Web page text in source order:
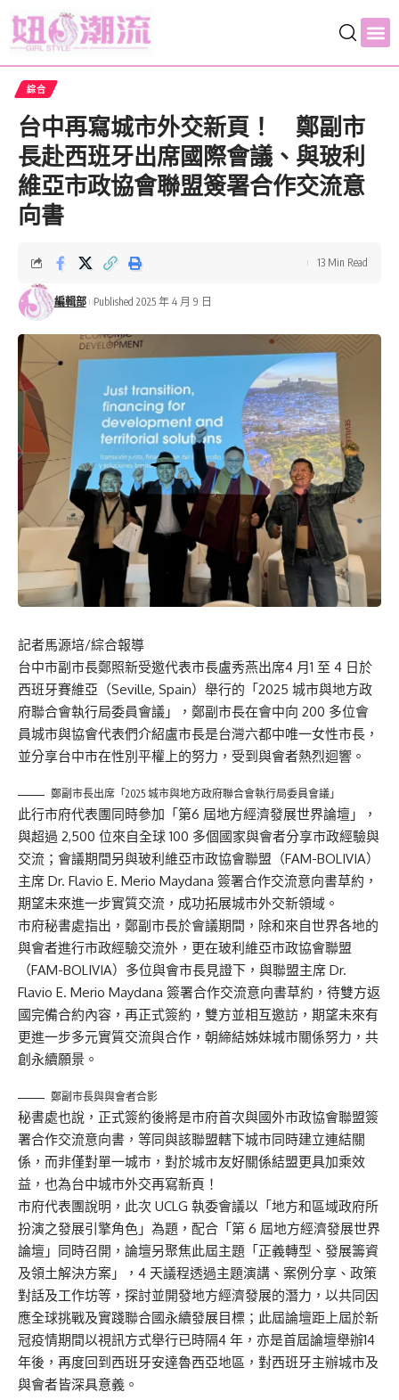
綜合
台中再寫城市外交新頁！ 鄭副市
長赴西班牙出席國際會議、與玻利
維亞市政協會聯盟簽署合作交流意
向書
編輯部 Published 2025 年 4 月 9 日
13 Min Read
記者馬源培/綜合報導
台中市副市長鄭照新受邀代表市長盧秀燕出席4 月1 至 4 日於
西班牙賽維亞（Seville, Spain）舉行的「2025 城市與地方政
府聯合會執行局委員會議」，鄭副市長在會中向 200 多位會
員城市與協會代表們介紹盧市長是台灣六都中唯一女性市長，
並分享台中市在性別平權上的努力，受到與會者熱烈迴響。
鄭副市長出席「2025 城市與地方政府聯合會執行局委員會議」
此行市府代表團同時參加「第6 屆地方經濟發展世界論壇」，
與超過 2,500 位來自全球 100 多個國家與會者分享市政經驗與
交流；會議期間另與玻利維亞市政協會聯盟（FAM-BOLIVIA）
主席 Dr. Flavio E. Merio Maydana 簽署合作交流意向書草約，
期望未來進一步實質交流，成功拓展城市外交新領域。
市府秘書處指出，鄭副市長於會議期間，除和來自世界各地的
與會者進行市政經驗交流外，更在玻利維亞市政協會聯盟
（FAM-BOLIVIA）多位與會市長見證下，與聯盟主席 Dr.
Flavio E. Merio Maydana 簽署合作交流意向書草約，待雙方返
國完備合約內容，再正式簽約，雙方並相互邀訪，期望未來有
更進一步多元實質交流與合作，朝締結姊妹城市關係努力，共
創永續願景。
鄭副市長與與會者合影
秘書處也說，正式簽約後將是市府首次與國外市政協會聯盟簽
署合作交流意向書，等同與該聯盟轄下城市同時建立連結關
係，而非僅對單一城市，對於城市友好關係結盟更具加乘效
益，也為台中城市外交再寫新頁！
市府代表團說明，此次 UCLG 執委會議以「地方和區域政府所
扮演之發展引擎角色」為題，配合「第 6 屆地方經濟發展世界
論壇」同時召開，論壇另聚焦此屆主題「正義轉型、發展籌資
及領土解決方案」，4 天議程透過主題演講、案例分享、政策
對話及工作坊等，探討並開發地方經濟發展的潛力，以共同因
應全球挑戰及實踐聯合國永續發展目標；此屆論壇距上屆於新
冠疫情期間以視訊方式舉行已時隔4 年，亦是首屆論壇舉辦14
年後，再度回到西班牙安達魯西亞地區，對西班牙主辦城市及
與會者皆深具意義。